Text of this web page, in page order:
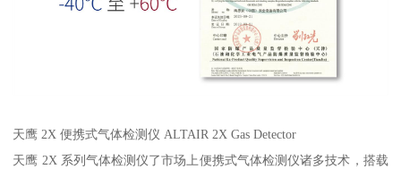
天鹰 2X 便携式气体检测仪 ALTAIR 2X Gas Detector
天鹰 2X 系列气体检测仪了市场上便携式气体检测仪诸多技术，搭载